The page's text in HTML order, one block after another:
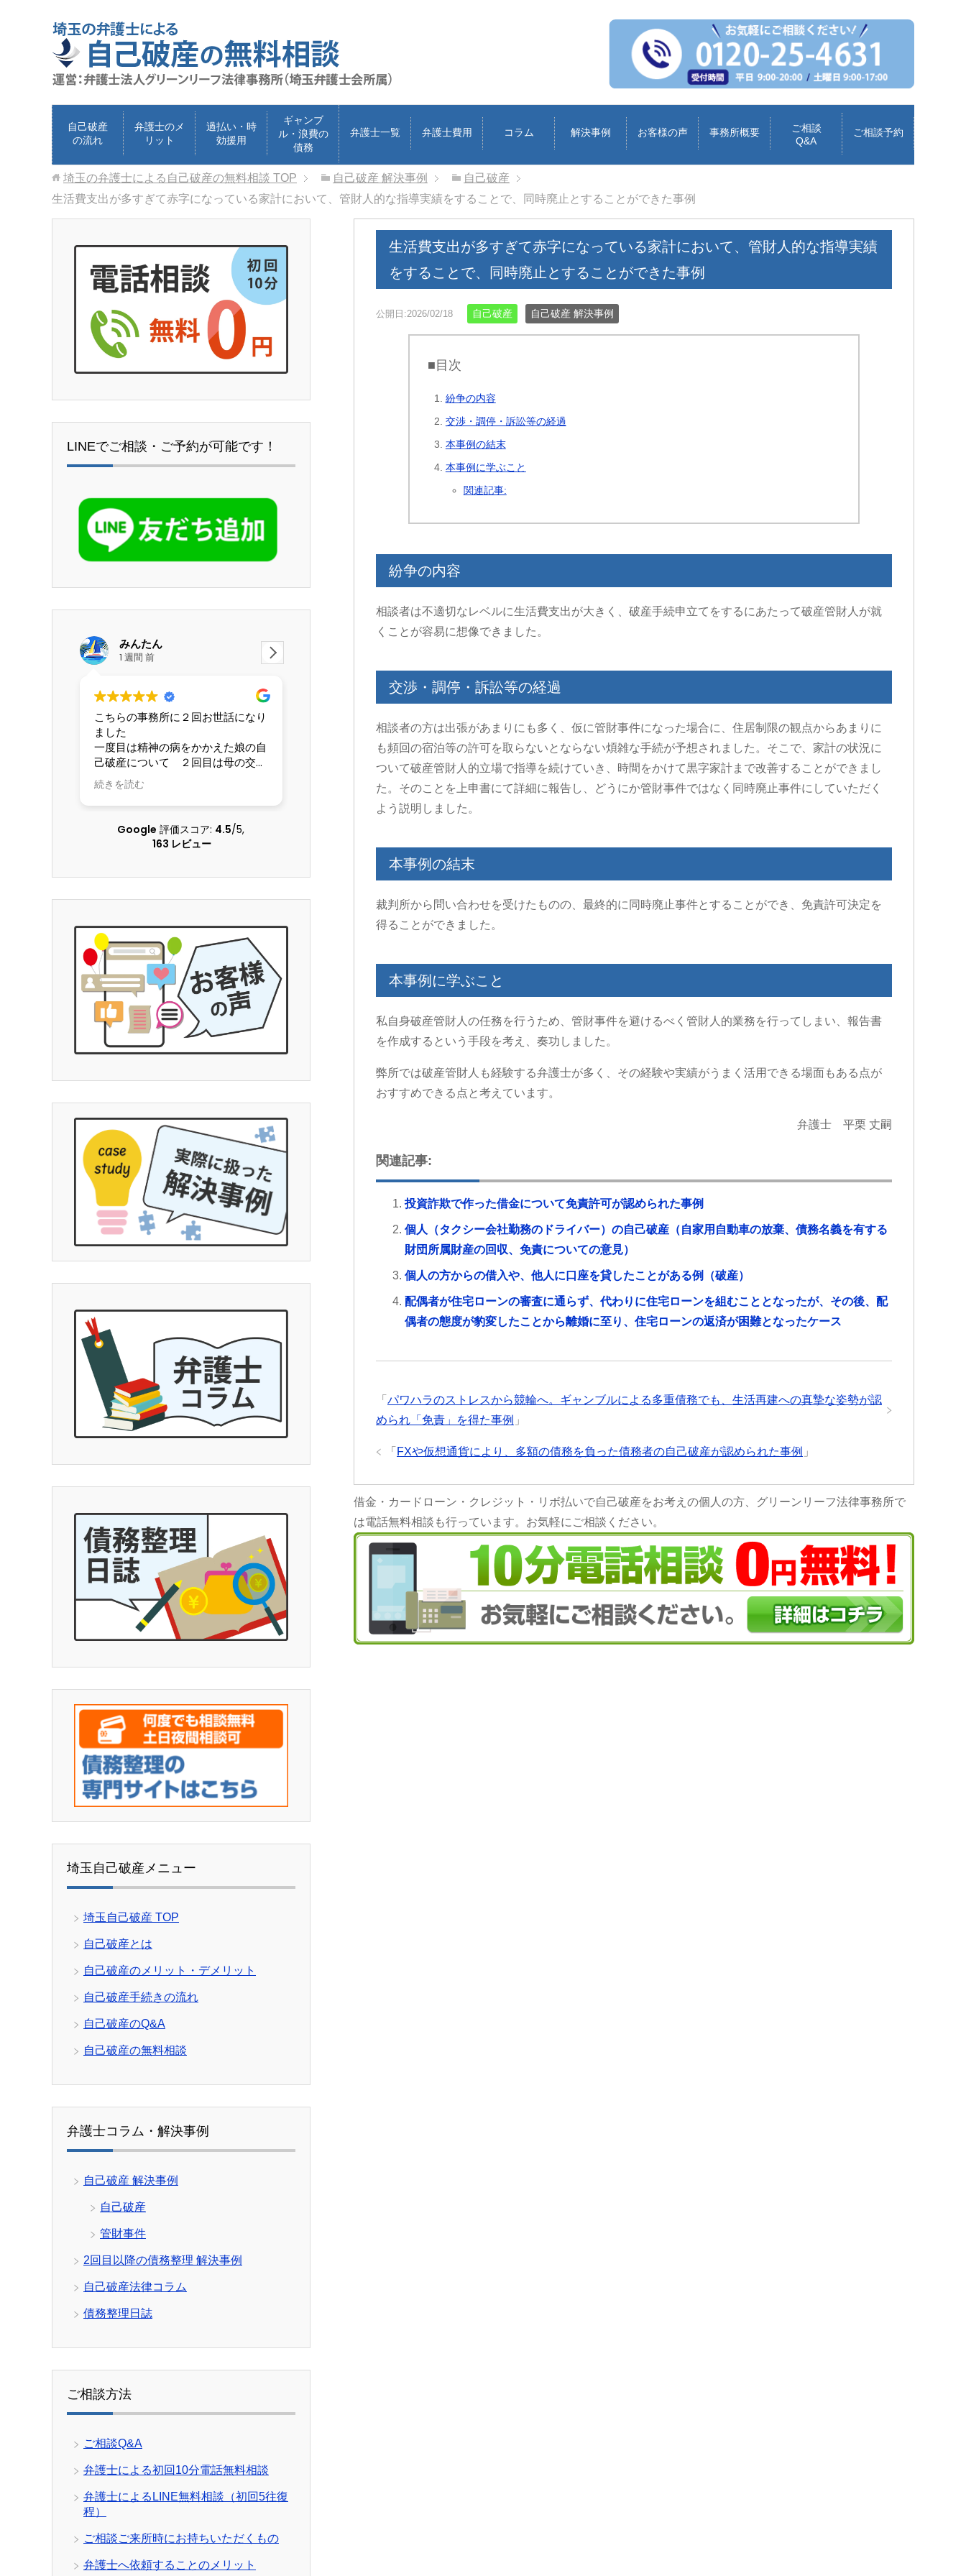
自己破産
の流れ
弁護士のメ
リット
過払い・時
効援用
ギャンブ
ル・浪費の
債務
弁護士一覧 弁護士費用 コラム 解決事例 お客様の声 事務所概要
ご相談
Q&A
ご相談予約
埼玉の弁護士による自己破産の無料相談 TOP 自己破産 解決事例
自己破産
生活費支出が多すぎて赤字になっている家計において、管財人的な指導実績をすることで、同時廃止とすることができた事例
生活費支出が多すぎて赤字になっている家計において、管財人的な指導実績
をすることで、同時廃止とすることができた事例
公開日:2026/02/18 自己破産 自己破産 解決事例
■目次
紛争の内容
交渉・調停・訴訟等の経過
本事例の結末
本事例に学ぶこと
関連記事:
紛争の内容
相談者は不適切なレベルに生活費支出が大きく、破産手続申立てをするにあたって破産管財人が就
くことが容易に想像できました。
交渉・調停・訴訟等の経過
相談者の方は出張があまりにも多く、仮に管財事件になった場合に、住居制限の観点からあまりに
も頻回の宿泊等の許可を取らないとならない煩雑な手続が予想されました。そこで、家計の状況に
ついて破産管財人的立場で指導を続けていき、時間をかけて黒字家計まで改善することができまし
た。そのことを上申書にて詳細に報告し、どうにか管財事件ではなく同時廃止事件にしていただく
よう説明しました。
本事例の結末
裁判所から問い合わせを受けたものの、最終的に同時廃止事件とすることができ、免責許可決定を
得ることができました。
本事例に学ぶこと
私自身破産管財人の任務を行うため、管財事件を避けるべく管財人的業務を行ってしまい、報告書
を作成するという手段を考え、奏功しました。
弊所では破産管財人も経験する弁護士が多く、その経験や実績がうまく活用できる場面もある点が
おすすめできる点と考えています。
弁護士 平栗 丈嗣
関連記事:
投資詐欺で作った借金について免責許可が認められた事例
個人（タクシー会社勤務のドライバー）の自己破産（自家用自動車の放棄、債務名義を有する
財団所属財産の回収、免責についての意見）
個人の方からの借入や、他人に口座を貸したことがある例（破産）
配偶者が住宅ローンの審査に通らず、代わりに住宅ローンを組むこととなったが、その後、配
偶者の態度が豹変したことから離婚に至り、住宅ローンの返済が困難となったケース
「 パワハラのストレスから競輪へ。ギャンブルによる多重債務でも、生活再建への真摯な姿勢が認
められ「免責」を得た事例 」
「 FXや仮想通貨により、多額の債務を負った債務者の自己破産が認められた事例 」
借金・カードローン・クレジット・リボ払いで自己破産をお考えの個人の方、グリーンリーフ法律事務所で
は電話無料相談も行っています。お気軽にご相談ください。
LINEでご相談・ご予約が可能です！
みんたん
1 週間 前
こちらの事務所に２回お世話になり
ました
一度目は精神の病をかかえた娘の自
己破産について ２回目は母の交通
事故の賠償請求について こちらの
状況を理解してくださる配慮のある
弁護士さんに本当にお世話になりま
した 大変な問題を精神的負担も軽
くしていただき乗り越えることがで
きました 本当に感謝しています
続きを読む
なりました。丁寧かつ迅速に対応し
ていただき、安心してお任せできま
した。LINEで気軽に連絡が取れるの
も便利でした。ありがとうございま
談交渉で申先生、遠藤先生に大変お
世話になりました。
夫は高所から転落したため脳の損傷
が激しく、理解力が低下している事
から、会社側は
年後見人を立てる必要はない」と判
断して下さり、渋る会社側とも粘り
強く交渉して下さり、損害賠償金も
します。
続きを読む
険で弁護士特約に入っているのにも
かかわらず自分で対応していまし
た…痛みが消えていないのに通院を
相手保険会社に切られてしまった
為…自分の入っている保険会社に相
みたいな気持ちが有りましたが…何
で最初からお願いしなかったのかと
後悔する程普通に相談にのって頂け
交通事故で弁護士特約に入っている
何もないのが1番ですが…何かあった
らこちらで相談させて頂けたらと思
続きを読む
Google 評価スコア: 4.5/5,
163 レビュー
埼玉自己破産メニュー
埼玉自己破産 TOP
自己破産とは
自己破産のメリット・デメリット
自己破産手続きの流れ
自己破産のQ&A
自己破産の無料相談
弁護士コラム・解決事例
自己破産 解決事例
自己破産
管財事件
2回目以降の債務整理 解決事例
自己破産法律コラム
債務整理日誌
ご相談方法
ご相談Q&A
弁護士による初回10分電話無料相談
弁護士によるLINE無料相談（初回5往復
程）
ご相談ご来所時にお持ちいただくもの
弁護士へ依頼することのメリット